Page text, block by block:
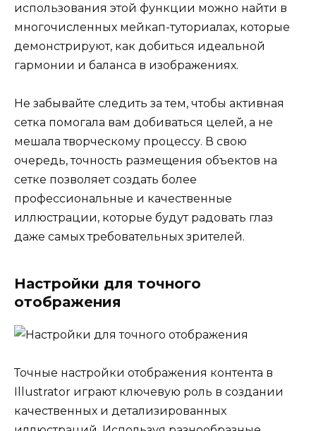
использования этой функции можно найти в
многочисленных мейкап-туториалах, которые
демонстрируют, как добиться идеальной
гармонии и баланса в изображениях.
Не забывайте следить за тем, чтобы активная
сетка помогала вам добиваться целей, а не
мешала творческому процессу. В свою
очередь, точность размещения объектов на
сетке позволяет создать более
профессиональные и качественные
иллюстрации, которые будут радовать глаз
даже самых требовательных зрителей.
Настройки для точного
отображения
Точные настройки отображения контента в
Illustrator играют ключевую роль в создании
качественных и детализированных